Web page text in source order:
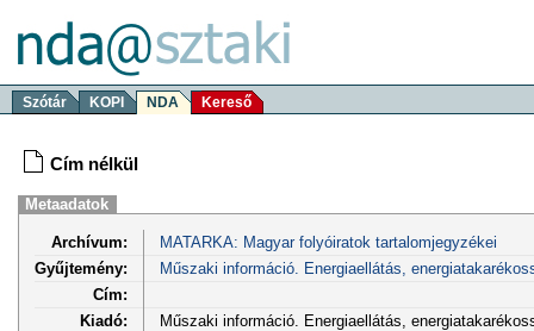
Szótár KOPI NDA Kereső
Cím nélkül
Metaadatok
Archívum:
MATARKA: Magyar folyóiratok tartalomjegyzékei
Gyűjtemény:
Műszaki információ. Energiaellátás,
Cím:
Kiadó:
Műszaki információ. Energiaellátás,